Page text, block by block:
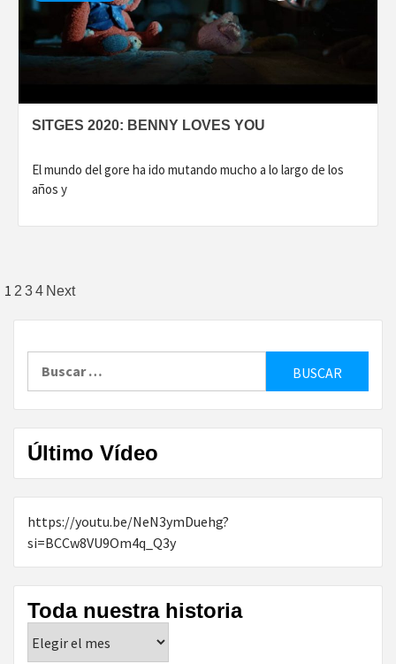
SITGES 2020: BENNY LOVES YOU
El mundo del gore ha ido mutando mucho a lo largo de los
años y
Paginación
de
entradas
1 2 34 Next
Último Vídeo
https://youtu.be/NeN3ymDuehg?
si=BCCw8VU9Om4q_Q3y
Toda nuestra historia
nuestra